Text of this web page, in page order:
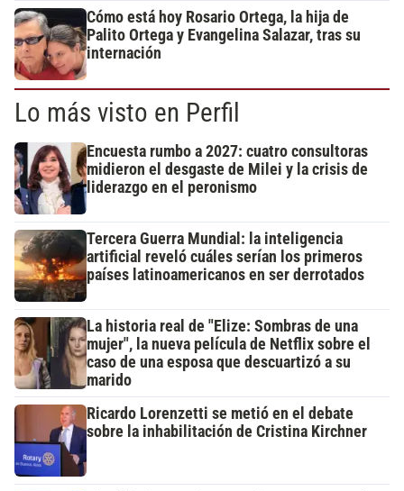
Cómo está hoy Rosario Ortega, la hija de
Palito Ortega y Evangelina Salazar, tras su
internación
Lo más visto en Perfil
Encuesta rumbo a 2027: cuatro consultoras
midieron el desgaste de Milei y la crisis de
liderazgo en el peronismo
Tercera Guerra Mundial: la inteligencia
artificial reveló cuáles serían los primeros
países latinoamericanos en ser derrotados
La historia real de "Elize: Sombras de una
mujer", la nueva película de Netflix sobre el
caso de una esposa que descuartizó a su
marido
Ricardo Lorenzetti se metió en el debate
sobre la inhabilitación de Cristina Kirchner